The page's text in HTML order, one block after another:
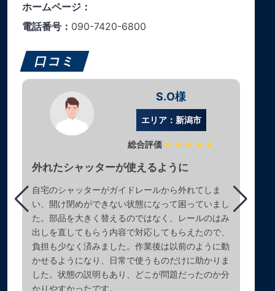
ホームページ：
電話番号： 090-7420-6800
口コミ
S.O様
エリア：新潟市
総合評価 ★★★★★
外れたシャッターが使えるように
自宅のシャッターがガイドレールから外れてしま
い、開け閉めができない状態になって困っていまし
た。部品を大きく替えるのではなく、レールのはみ
出しを直してもらう内容で対応してもらえたので、
負担も少なく済みました。作業後は以前のように動
かせるようになり、日常で使うものだけに助かりま
した。状態の説明もあり、どこが問題だったのか分
かりやすかったです。